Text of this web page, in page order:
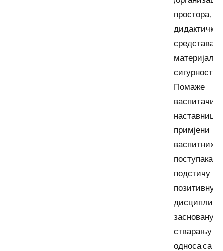
простора,
дидактичких
средстава и
материјала,
Помаже
примјени
васпитних
поступака
подстичу
позитивну
дисциплину
засновану
стварању
односа са и